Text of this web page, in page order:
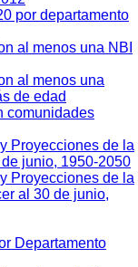
por departamento
al menos una NBI
al menos una
de edad
comunidades
Proyecciones de la
junio, 1950-2050
Proyecciones de la
al 30 de junio,
Departamento